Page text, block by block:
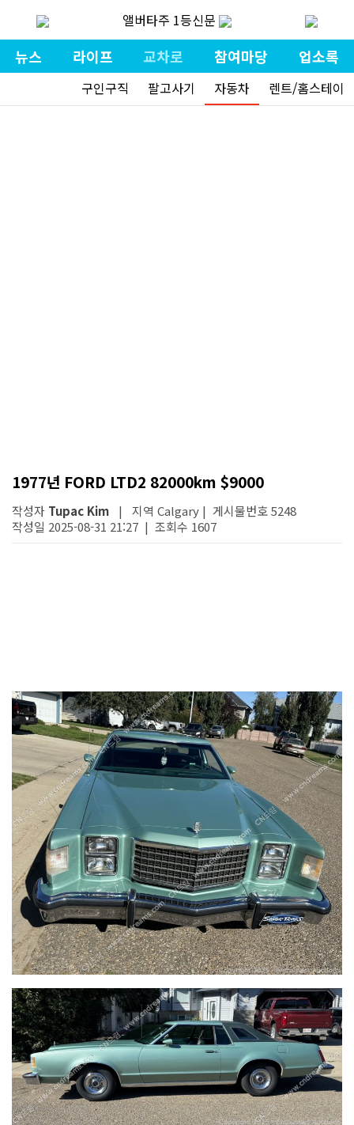
앨버타주 1등신문
뉴스 라이프 교차로 참여마당 업소록
구인구직 팔고사기 자동차 렌트/홈스테이
1977년 FORD LTD2 82000km $9000
작성자 Tupac Kim | 지역 Calgary | 게시물번호 5248
작성일 2025-08-31 21:27 | 조회수 1607